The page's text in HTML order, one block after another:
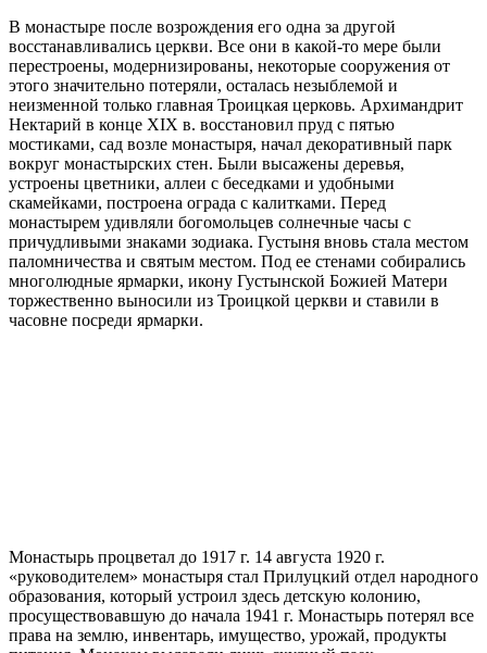
В монастыре после возрождения его одна за другой
восстанавливались церкви. Все они в какой-то мере были
перестроены, модернизированы, некоторые сооружения от
этого значительно потеряли, осталась незыблемой и
неизменной только главная Троицкая церковь. Архимандрит
Нектарий в конце XIX в. восстановил пруд с пятью
мостиками, сад возле монастыря, начал декоративный парк
вокруг монастырских стен. Были высажены деревья,
устроены цветники, аллеи с беседками и удобными
скамейками, построена ограда с калитками. Перед
монастырем удивляли богомольцев солнечные часы с
причудливыми знаками зодиака. Густыня вновь стала местом
паломничества и святым местом. Под ее стенами собирались
многолюдные ярмарки, икону Густынской Божией Матери
торжественно выносили из Троицкой церкви и ставили в
часовне посреди ярмарки.
Монастырь процветал до 1917 г. 14 августа 1920 г.
«руководителем» монастыря стал Прилуцкий отдел народного
образования, который устроил здесь детскую колонию,
просуществовавшую до начала 1941 г. Монастырь потерял все
права на землю, инвентарь, имущество, урожай, продукты